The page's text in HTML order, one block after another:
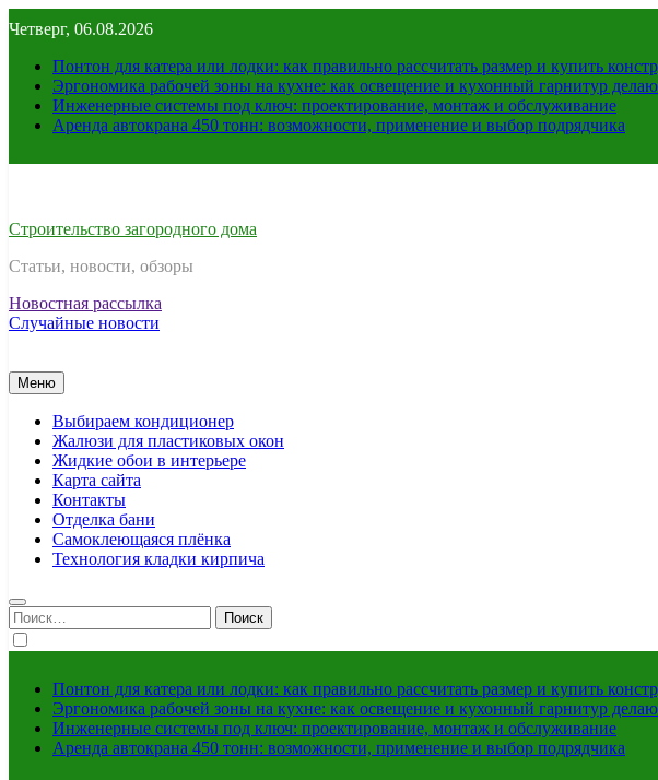
к
содержимому
Четверг, 06.08.2026
Понтон для катера или лодки: как правильно рассчитать размер и купить
Эргономика рабочей зоны на кухне: как освещение и кухонный гарнитур
Инженерные системы под ключ: проектирование, монтаж и обслуживание
Аренда автокрана 450 тонн: возможности, применение и выбор подрядчика
Строительство загородного дома
Статьи, новости, обзоры
Новостная рассылка
Случайные новости
Меню
Выбираем кондиционер
Жалюзи для пластиковых окон
Жидкие обои в интерьере
Карта сайта
Контакты
Отделка бани
Самоклеющаяся плёнка
Технология кладки кирпича
Найти:
Понтон для катера или лодки: как правильно рассчитать размер и купить
Эргономика рабочей зоны на кухне: как освещение и кухонный гарнитур
Инженерные системы под ключ: проектирование, монтаж и обслуживание
Аренда автокрана 450 тонн: возможности, применение и выбор подрядчика